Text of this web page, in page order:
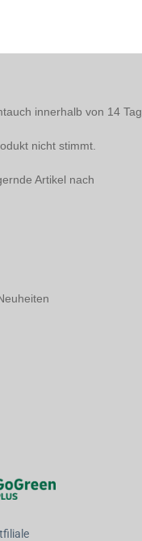
innerhalb von 14
nicht stimmt.
Artikel nach